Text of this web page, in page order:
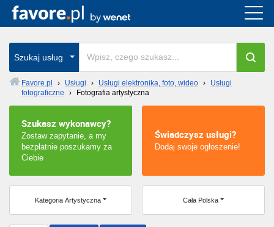
Szukaj usług
Favore.pl › Usługi › Usługi elektronika, foto, wideo ›
Usługi
fotograficzne
› Fotografia artystyczna
Szukasz wykonawcy?
Zostaw zapytanie, a my
bezpłatnie poszukamy za
Ciebie
Świadczysz usługi?
Dodaj swoje ogłoszenie!
Kategoria Artystyczna Cała Polska
Cała Polska
wszystkie w całym kraju
Wrocław
Kraków
Poznań
Łódź